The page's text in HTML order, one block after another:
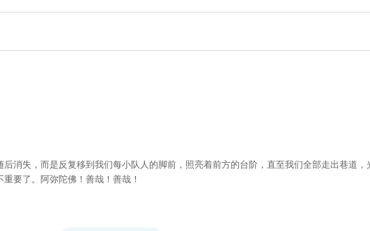
消失，而是反复移到我们每小队人的脚前，照亮着前方的台阶，直至我们全部走出巷道
要了。阿弥陀佛！善哉！善哉！